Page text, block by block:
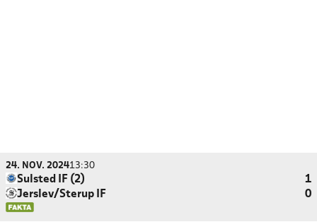
24. NOV. 202413:30
Sulsted IF (2)
1
Jerslev/Sterup IF
0